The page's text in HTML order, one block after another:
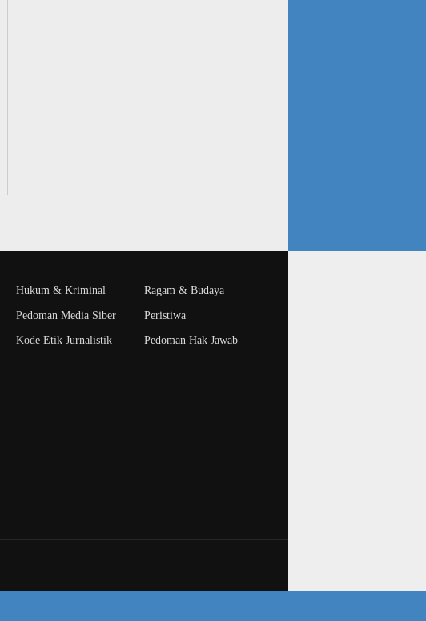
Hukum & Kriminal
Pedoman Media Siber
Kode Etik Jurnalistik
Ragam & Budaya
Peristiwa
Pedoman Hak Jawab